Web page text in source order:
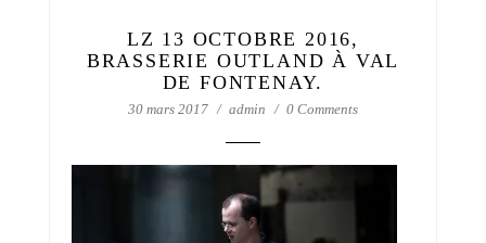
LZ 13 OCTOBRE 2016,
BRASSERIE OUTLAND À VAL
DE FONTENAY.
30 mars 2017 admin 0 Comments